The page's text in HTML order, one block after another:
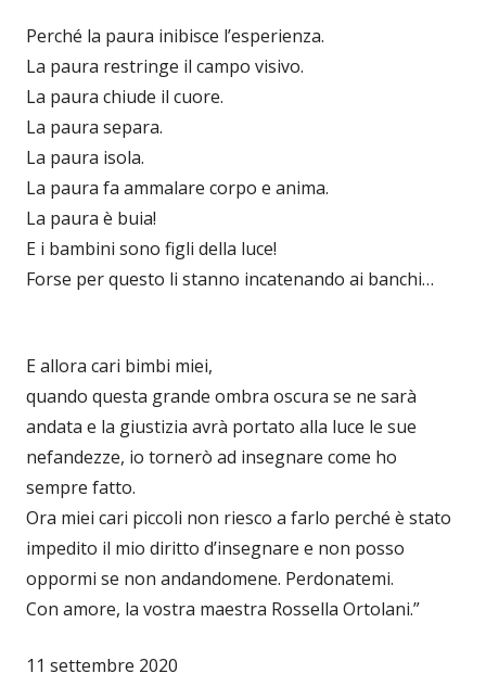
Perché la paura inibisce l’esperienza.
La paura restringe il campo visivo.
La paura chiude il cuore.
La paura separa.
La paura isola.
La paura fa ammalare corpo e anima.
La paura è buia!
E i bambini sono figli della luce!
Forse per questo li stanno incatenando ai banchi…
E allora cari bimbi miei,
quando questa grande ombra oscura se ne sarà
andata e la giustizia avrà portato alla luce le sue
nefandezze, io tornerò ad insegnare come ho
sempre fatto.
Ora miei cari piccoli non riesco a farlo perché è stato
impedito il mio diritto d’insegnare e non posso
oppormi se non andandomene. Perdonatemi.
Con amore, la vostra maestra Rossella Ortolani.”
11 settembre 2020